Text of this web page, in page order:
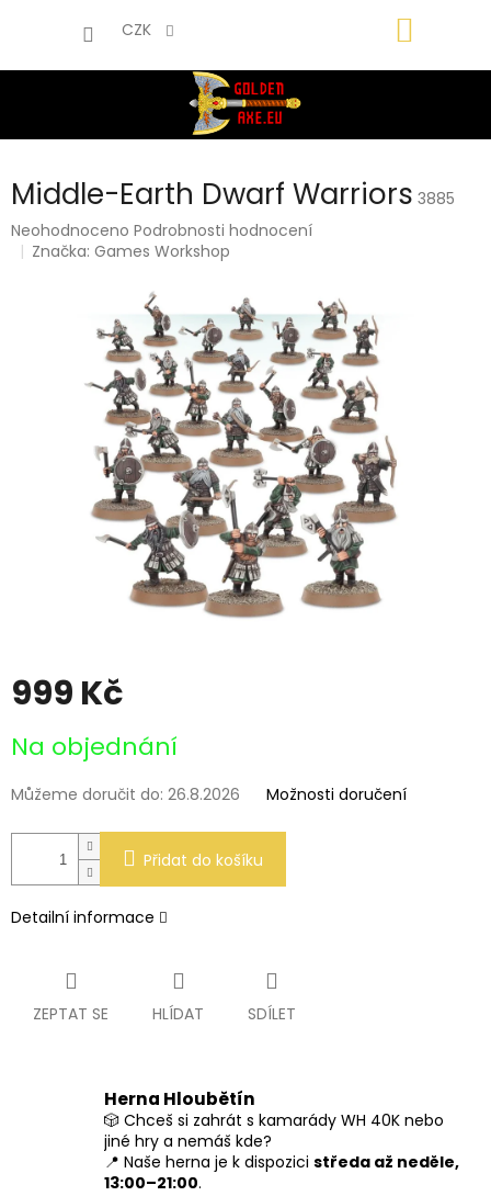
CZK
Middle-Earth Dwarf Warriors 3885
Průměrné
hodnocení
Neohodnoceno Podrobnosti hodnocení
Značka:Games Workshop
999 Kč
cena:
Na objednání
Můžeme doručit do: 26.8.2026 Možnosti doručení
Přidat do košíku
Detailní informace
ZEPTAT SE HLÍDAT SDÍLET
Herna Hloubětín
🎲 Chceš si zahrát s kamarády WH 40K nebo
jiné hry a nemáš kde?
📍 Naše herna je k dispozici středa až neděle,
13:00–21:00.